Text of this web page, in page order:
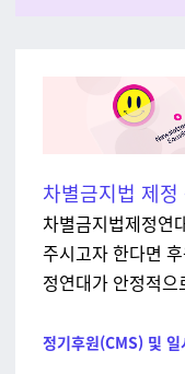
차별금지법 제
차별금지법제정연
주시고자 한다면
정연대가 안정적
정기후원(CMS) 및